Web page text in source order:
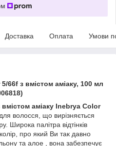
Доставка Оплата Умови
66f з вмiстом амiаку, 100 мл
аміаку Inebrya Color
волосся, що вирізняється
Широка палітра відтінків
про який Ви так давно
та алое , вона забезпечує